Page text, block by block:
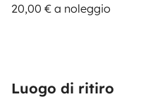
20,00 € a noleggio
Luogo di ritiro